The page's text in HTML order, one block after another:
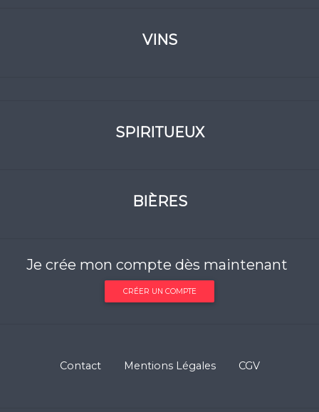
VINS
SPIRITUEUX
BIÈRES
Je crée mon compte dès maintenant
CRÉER UN COMPTE
Contact Mentions Légales CGV